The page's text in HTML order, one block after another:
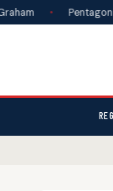
Pentagoni i revokon